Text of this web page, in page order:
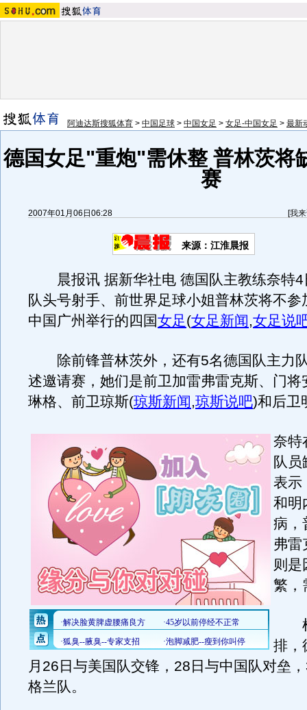
阿迪达斯搜狐体育 > 中国足球 > 中国女足 > 女足-中国女足 > 最新
德国女足"重炮"需休整 普林茨将
赛
2007年01月06日06:28 [我
来源：江淮晨报
晨报讯 据新华社电 德国队主教练奈特4
队头号射手、前世界足球小姐普林茨将不参
中国广州举行的四国女足(女足新闻,女足说
除前锋普林茨外，还有5名德国队主力
述邀请赛，她们是前卫加雷弗雷克斯、门将
琳格、前卫琼斯(琼斯新闻,琼斯说吧)和后卫
奈特
队
表示
和明
病，
弗雷
则是
繁，
根
排，
月26日与美国队交锋，28日与中国队对垒
格兰队。